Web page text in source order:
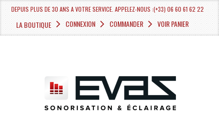
DEPUIS PLUS DE 30 ANS A VOTRE SERVICE. APPELEZ-NOUS :(+33) 06 60 61 62 22
LA BOUTIQUE CONNEXION COMMANDER VOIR PANIER